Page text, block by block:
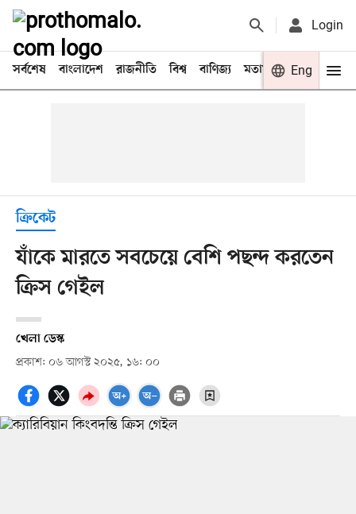
Login
সর্বশেষ বাংলাদেশ রাজনীতি বিশ্ব বাণিজ্য মতামত খেলা
Eng
ক্রিকেট
যাঁকে মারতে সবচেয়ে বেশি পছন্দ করতেন
ক্রিস গেইল
খেলা ডেস্ক
প্রকাশ: ০৬ আগস্ট ২০২৫, ১৬: ০০